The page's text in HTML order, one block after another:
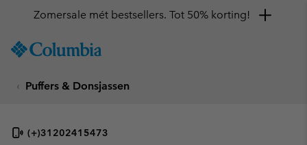
TO
SKIP
NAV
Zomersale mét bestsellers. Tot 50% korting!
Puffers & Donsjassen
(+)31202415473